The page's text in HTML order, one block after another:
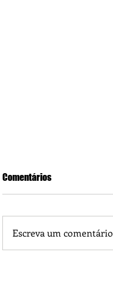
Comentários
Escreva um comentário